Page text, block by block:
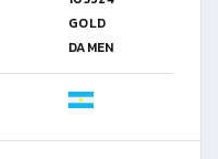
GOLD
DAMEN